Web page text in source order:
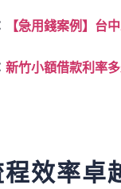
【急用錢案例】台
新竹小額借款利率
效率卓